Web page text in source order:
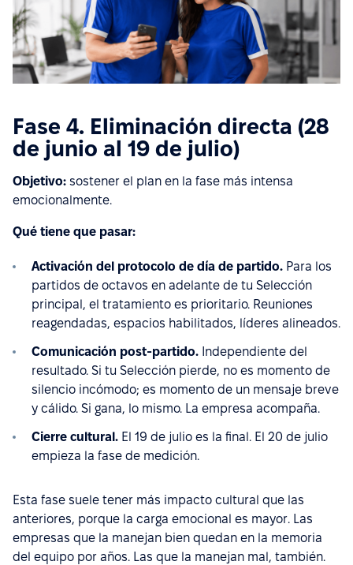
Fase 4. Eliminación directa (28
de junio al 19 de julio)
Objetivo: sostener el plan en la fase más intensa
emocionalmente.
Qué tiene que pasar:
Activación del protocolo de día de partido. Para los
partidos de octavos en adelante de tu Selección
principal, el tratamiento es prioritario. Reuniones
reagendadas, espacios habilitados, líderes alineados.
Comunicación post-partido. Independiente del
resultado. Si tu Selección pierde, no es momento de
silencio incómodo; es momento de un mensaje breve
y cálido. Si gana, lo mismo. La empresa acompaña.
Cierre cultural. El 19 de julio es la final. El 20 de julio
empieza la fase de medición.
Esta fase suele tener más impacto cultural que las
anteriores, porque la carga emocional es mayor. Las
empresas que la manejan bien quedan en la memoria
del equipo por años. Las que la manejan mal, también.